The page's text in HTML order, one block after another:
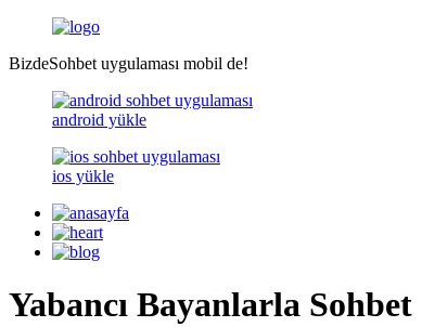
BizdeSohbet uygulaması mobil de!
android yükle
ios yükle
Yabancı Bayanlarla Sohbet